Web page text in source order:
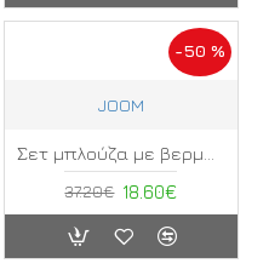
-50 %
JOOM
18.60€
37.20€